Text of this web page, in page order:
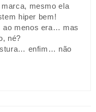
mesmo ela
hiper bem!
ao menos era… mas
né?
enfim… não